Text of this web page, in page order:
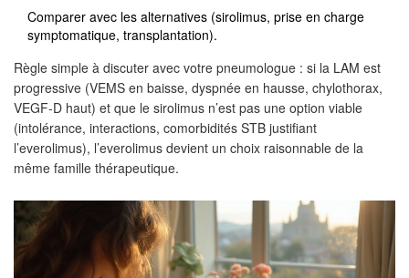
Comparer avec les alternatives (sirolimus, prise en charge
symptomatique, transplantation).
Règle simple à discuter avec votre pneumologue : si la LAM est
progressive (VEMS en baisse, dyspnée en hausse, chylothorax,
VEGF-D haut) et que le sirolimus n’est pas une option viable
(intolérance, interactions, comorbidités STB justifiant
l’everolimus), l’everolimus devient un choix raisonnable de la
même famille thérapeutique.